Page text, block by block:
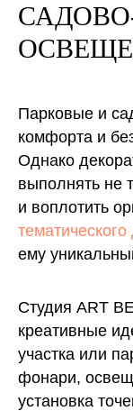
Парковые и
комфорта и
Однако
выполнять не
и воплотить
ему
Студия ART
креативные
участка или
фонари,
установка